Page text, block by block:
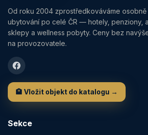
Od roku 2004 zprostředkováváme
ubytování po celé ČR — hotely, penziony,
sklepy a wellness pobyty. Ceny bez
na provozovatele.
🏨 Vložit objekt do katalogu →
Sekce